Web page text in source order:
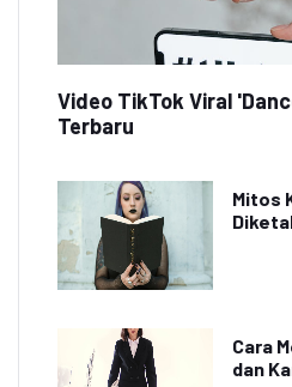
Video TikTok Viral
Terbaru
Mitos
Cara
dan